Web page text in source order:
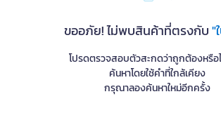
ขออภัย! ไม่พบสินค้าที่ตรงกับ"
โปรดตรวจสอบตัวสะกดว่าถูกต้องหรือ
ค้นหาโดยใช้คำที่ใกล้เคียง
กรุณาลองค้นหาใหม่อีกครั้ง